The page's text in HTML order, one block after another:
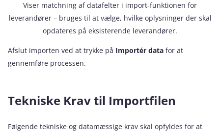
Viser matchning af datafelter i import-funktionen for
leverandører – bruges til at vælge, hvilke oplysninger der skal
opdateres på eksisterende leverandører.
Afslut importen ved at trykke på Importér data for at
gennemføre processen.
Tekniske Krav til Importfilen
Følgende tekniske og datamæssige krav skal opfyldes for at